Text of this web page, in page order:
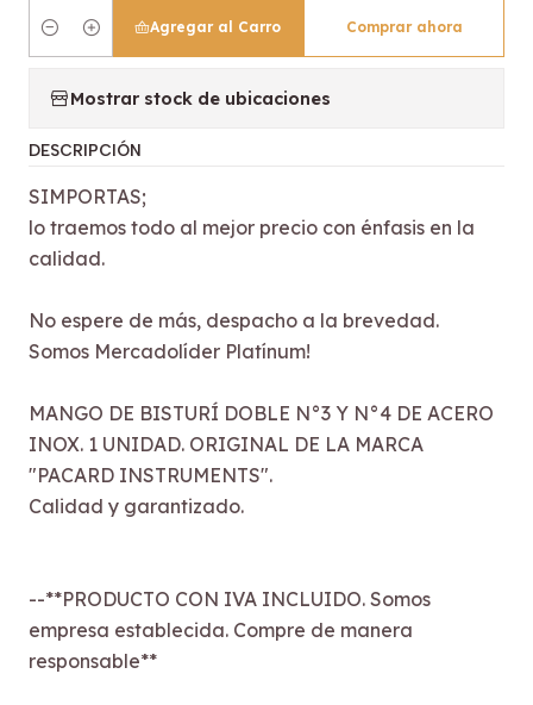
Cantidad
Agregar al Carro Comprar ahora
Mostrar stock de ubicaciones
DESCRIPCIÓN
SIMPORTAS;
lo traemos todo al mejor precio con énfasis en la
calidad.
No espere de más, despacho a la brevedad.
Somos Mercadolíder Platínum!
MANGO DE BISTURÍ DOBLE N°3 Y N°4 DE ACERO
INOX. 1 UNIDAD. ORIGINAL DE LA MARCA
"PACARD INSTRUMENTS".
Calidad y garantizado.
--**PRODUCTO CON IVA INCLUIDO. Somos
empresa establecida. Compre de manera
responsable**